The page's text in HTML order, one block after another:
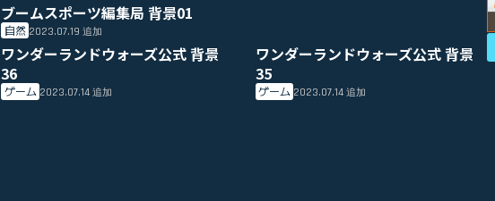
ブームスポーツ編集局 背景01
自然 2023.07.19 追加
ワンダーランドウォーズ公式 背景
36
ゲーム 2023.07.14 追加
ワンダーランドウォーズ公式 背景
35
ゲーム 2023.07.14追加